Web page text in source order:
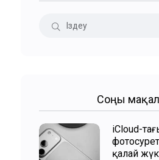
Соңғы
iCloud-
қалай